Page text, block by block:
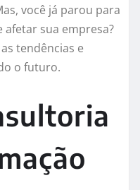
você já parou para
sua empresa?
tendências e
o futuro.